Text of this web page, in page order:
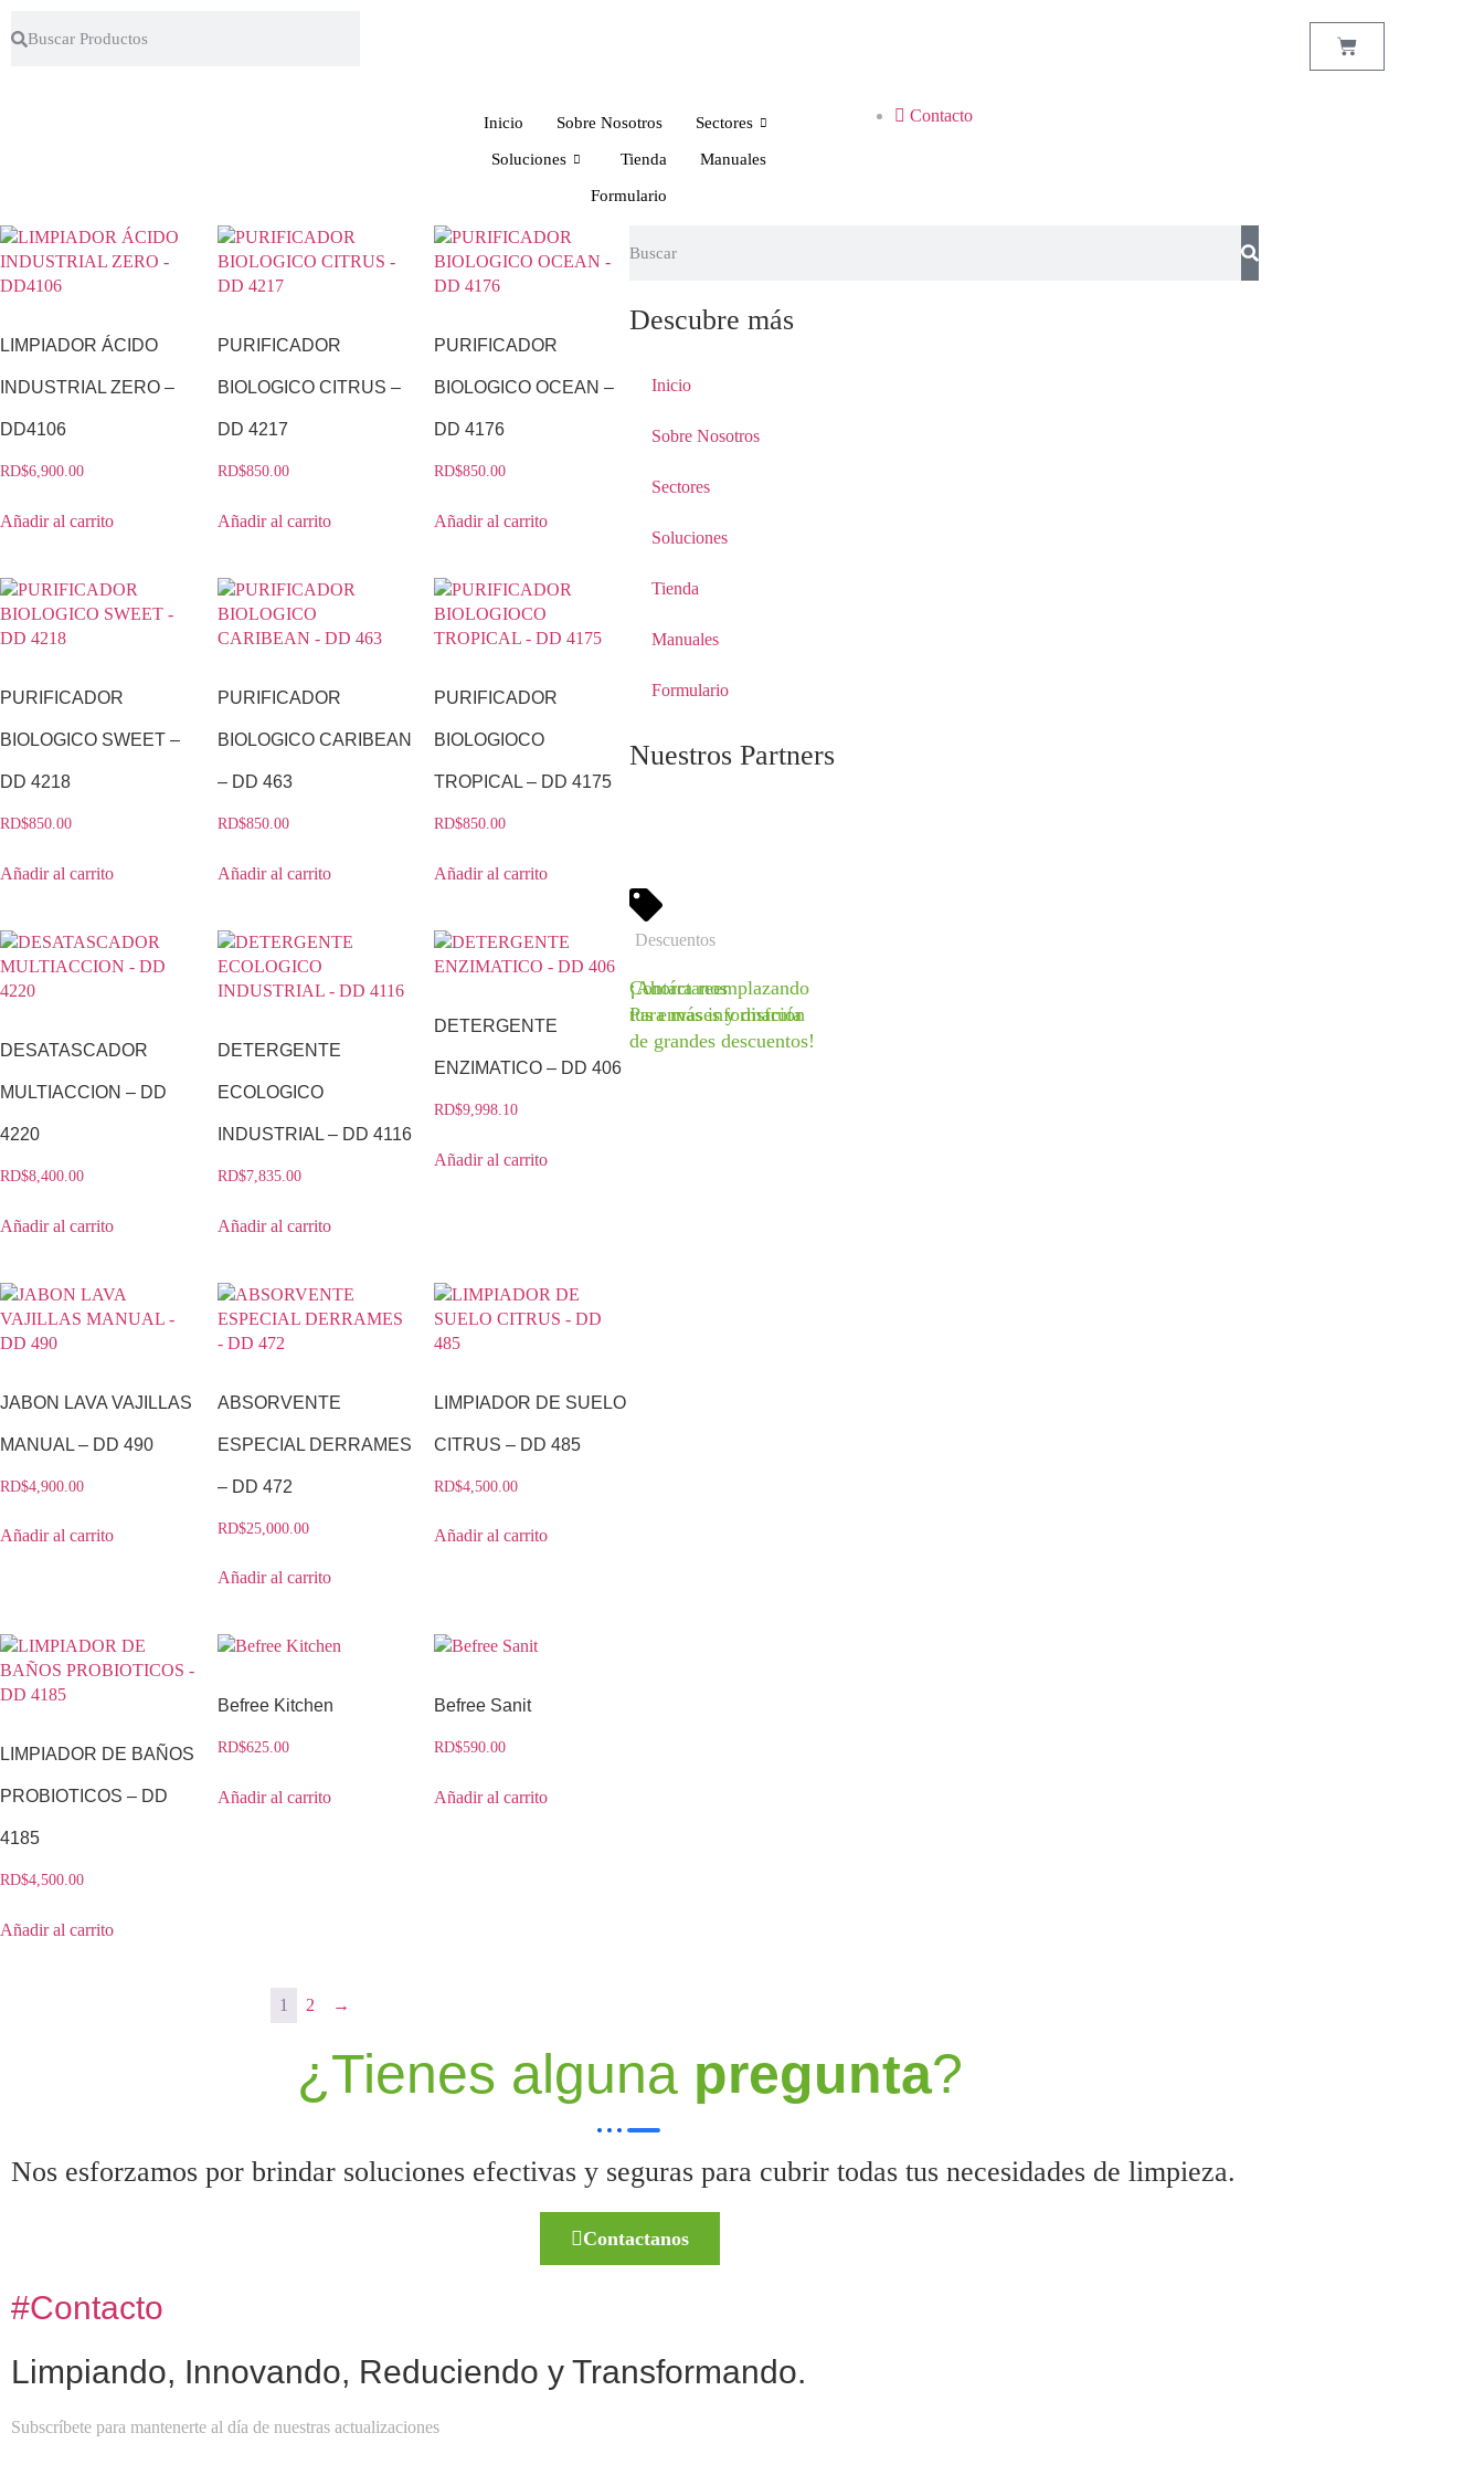
Inicio Sobre Nosotros Sectores
Soluciones Tienda Manuales
Formulario
Contacto
LIMPIADOR ÁCIDO
INDUSTRIAL ZERO –
DD4106
RD$6,900.00
Añadir al carrito
PURIFICADOR
BIOLOGICO CITRUS –
DD 4217
RD$850.00
Añadir al carrito
PURIFICADOR
BIOLOGICO OCEAN –
DD 4176
RD$850.00
Añadir al carrito
PURIFICADOR
BIOLOGICO SWEET –
DD 4218
RD$850.00
Añadir al carrito
PURIFICADOR
BIOLOGICO CARIBEAN
– DD 463
RD$850.00
Añadir al carrito
PURIFICADOR
BIOLOGIOCO
TROPICAL – DD 4175
RD$850.00
Añadir al carrito
DESATASCADOR
MULTIACCION – DD
4220
RD$8,400.00
Añadir al carrito
DETERGENTE
ECOLOGICO
INDUSTRIAL – DD 4116
RD$7,835.00
Añadir al carrito
DETERGENTE
ENZIMATICO – DD 406
RD$9,998.10
Añadir al carrito
JABON LAVA VAJILLAS
MANUAL – DD 490
RD$4,900.00
Añadir al carrito
ABSORVENTE
ESPECIAL DERRAMES
– DD 472
RD$25,000.00
Añadir al carrito
LIMPIADOR DE SUELO
CITRUS – DD 485
RD$4,500.00
Añadir al carrito
LIMPIADOR DE BAÑOS
PROBIOTICOS – DD
4185
RD$4,500.00
Añadir al carrito
Befree Kitchen
RD$625.00
Añadir al carrito
Befree Sanit
RD$590.00
Añadir al carrito
1 2 →
Descubre más
Inicio
Sobre Nosotros
Sectores
Soluciones
Tienda
Manuales
Formulario
Nuestros Partners
Descuentos
¡Ahorra reemplazando
tus envases y disfruta
de grandes descuentos!
Contáctanos
Para más información
¿Tienes alguna pregunta?
Nos esforzamos por brindar soluciones efectivas y seguras para cubrir todas tus necesidades de limpieza.
Contactanos
#Contacto
Limpiando, Innovando, Reduciendo y Transformando.
Subscríbete para mantenerte al día de nuestras actualizaciones